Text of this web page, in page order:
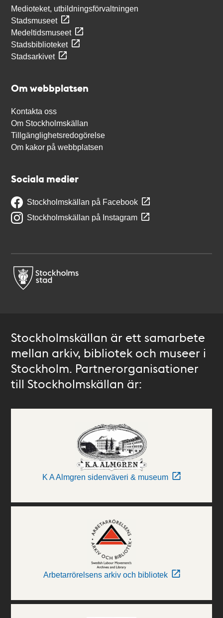
Medioteket, utbildningsförvaltningen
Stadsmuseet
Medeltidsmuseet
Stadsbiblioteket
Stadsarkivet
Om webbplatsen
Kontakta oss
Om Stockholmskällan
Tillgänglighetsredogörelse
Om kakor på webbplatsen
Sociala medier
Stockholmskällan på Facebook
Stockholmskällan på Instagram
Stockholmskällan är ett samarbete
mellan arkiv, bibliotek och museer i
Stockholm. Partnerorganisationer
till Stockholmskällan är:
K A Almgren sidenväveri & museum
Arbetarrörelsens arkiv och bibliotek